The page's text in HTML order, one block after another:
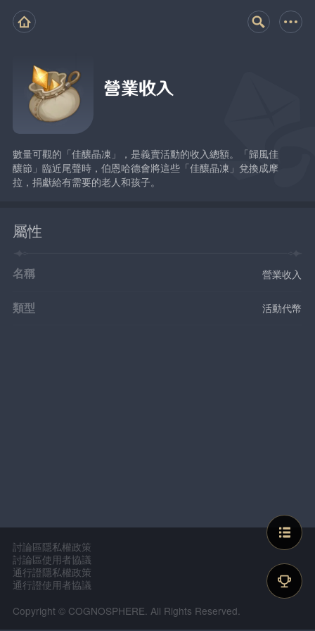
營業收入
數量可觀的「佳釀晶凍」，是義賣活動的收入總額。「歸風佳
釀節」臨近尾聲時，伯恩哈德會將這些「佳釀晶凍」兌換成摩
拉，捐獻給有需要的老人和孩子。
屬性
名稱 營業收入
類型 活動代幣
討論區隱私權政策
討論區使用者協議
通行證隱私權政策
通行證使用者協議
Copyright © COGNOSPHERE. All Rights Reserved.